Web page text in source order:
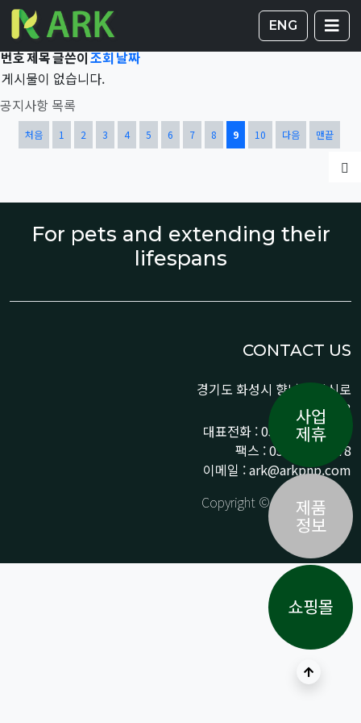
ENG
Total 43,211건9 페이지 게시판
공지사항 목록
번호제목글쓴이조회날짜
게시물이 없습니다.
처음 1페이지2
페이지3페이지4
페이지5페이지6
페이지7
페이지8
페이지
열린 9
페이지 10
페이지 다음 맨끝
For pets and extending their
lifespans
CONTACT US
경기도 화성시 향남읍 상신로
290-13
대표전화 : 031-359-9776 /
팩스 : 031-359-9778
이메일 : ark@arkpnp.com
Copyright © ARK All Rights
Reserved.
상단으로
사업
제휴
제품
정보
쇼핑몰